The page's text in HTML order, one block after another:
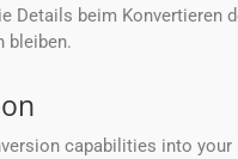
Details beim Konvertieren
bleiben.
capabilities into your